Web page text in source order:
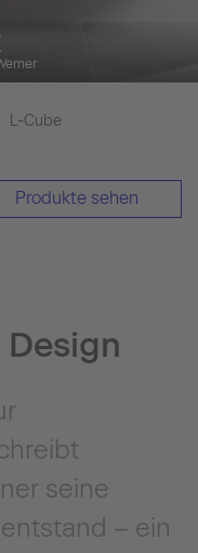
L-Cube
Produkte sehen
seine
– ein